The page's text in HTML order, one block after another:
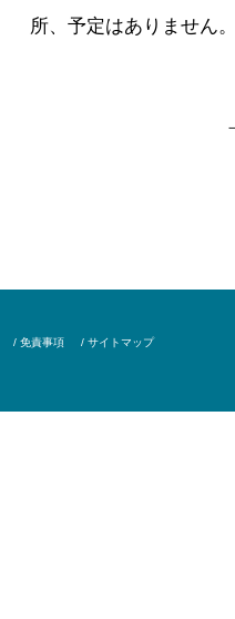
所、予定はありません
/ 免責事項 / サイトマップ